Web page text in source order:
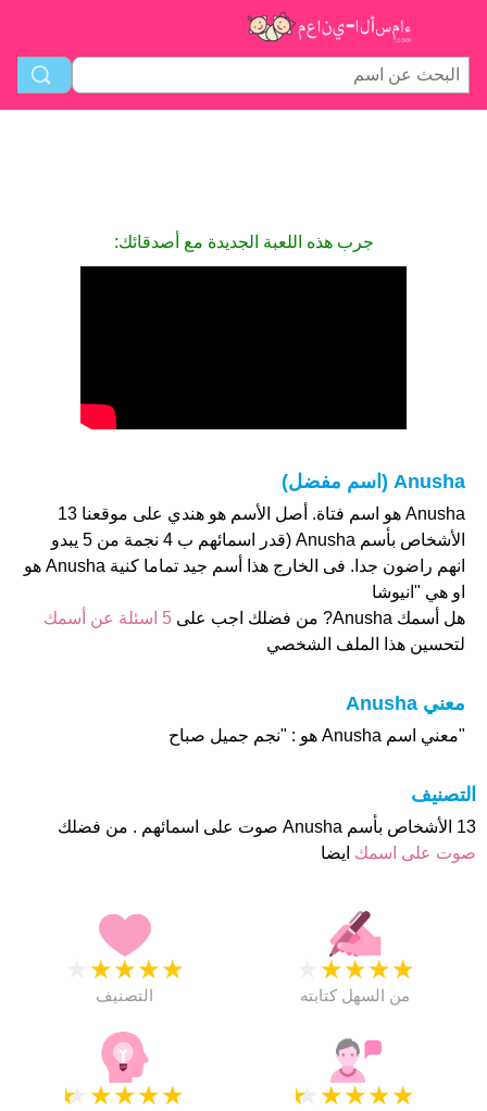
جرب هذه اللعبة الجديدة مع أصدقائك:
Anusha (اسم مفضل)
Anusha هو اسم فتاة. أصل الأسم هو هندي على موقعنا 13
الأشخاص بأسم Anusha (قدر اسمائهم ب 4 نجمة من 5 يبدو
انهم راضون جدا. فى الخارج هذا أسم جيد تماما كنية Anusha هو
او هي "انيوشا
هل أسمك Anusha? من فضلك اجب على
5 اسئلة عن أسمك
لتحسين هذا الملف الشخصي
معني Anusha
"معني اسم Anusha هو : "نجم جميل صباح
التصنيف
13 الأشخاص بأسم Anusha صوت على اسمائهم . من فضلك
صوت على اسمك ايضا
★
★
★
★
التصنيف
★
★
★
★
من السهل كتابته
★
★
★
★
★ ★
★
★
★
★